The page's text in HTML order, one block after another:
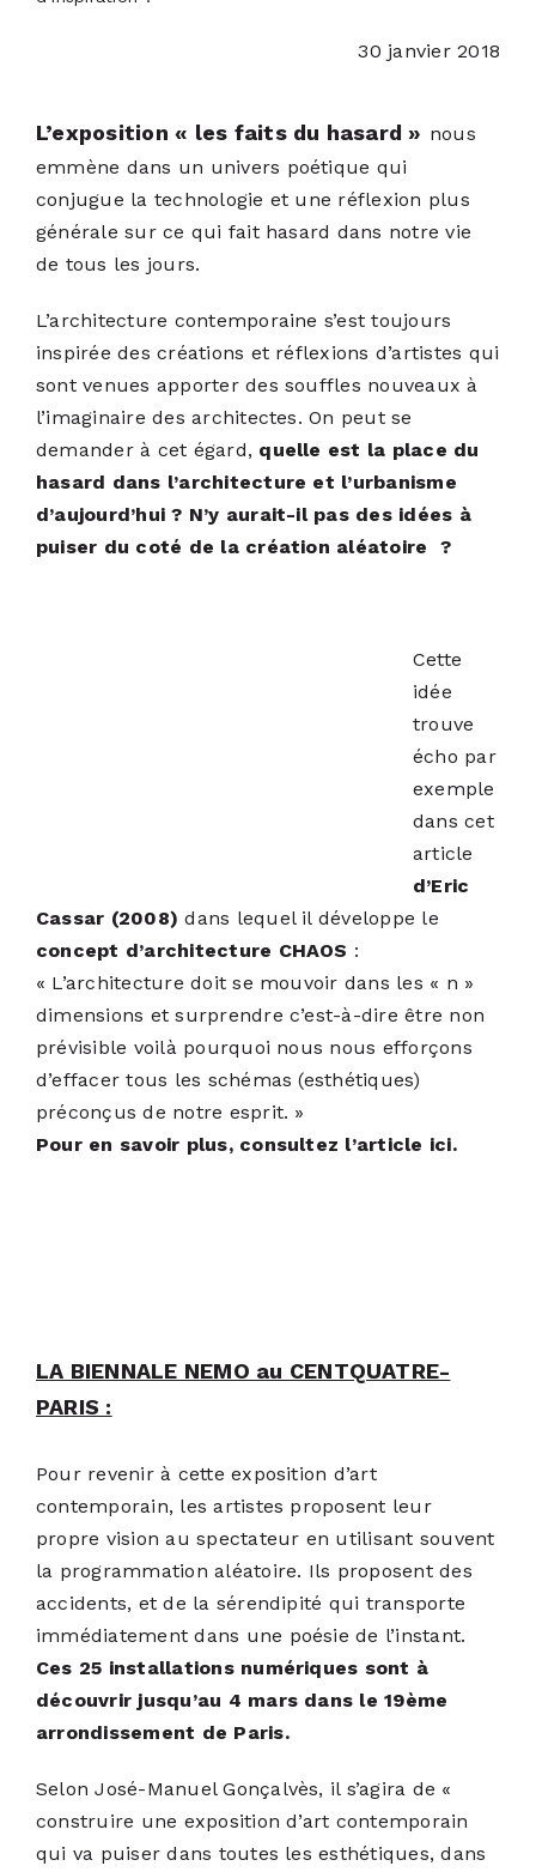
30 janvier 2018
L’exposition « les faits du hasard » nous
emmène dans un univers poétique qui
conjugue la technologie et une réflexion plus
générale sur ce qui fait hasard dans notre vie
de tous les jours.
L’architecture contemporaine s’est toujours
inspirée des créations et réflexions d’artistes qui
sont venues apporter des souffles nouveaux à
l’imaginaire des architectes. On peut se
demander à cet égard, quelle est la place du
hasard dans l’architecture et l’urbanisme
d’aujourd’hui ? N’y aurait-il pas des idées à
puiser du coté de la création aléatoire ?
Cette
idée
trouve
écho par
exemple
dans cet
article
d’Eric
Cassar (2008) dans lequel il développe le
concept d’architecture CHAOS :
« L’architecture doit se mouvoir dans les « n »
dimensions et surprendre c’est-à-dire être non
prévisible voilà pourquoi nous nous efforçons
d’effacer tous les schémas (esthétiques)
préconçus de notre esprit. »
Pour en savoir plus, consultez l’article ici.
LA BIENNALE NEMO au CENTQUATRE-
PARIS :
Pour revenir à cette exposition d’art
contemporain, les artistes proposent leur
propre vision au spectateur en utilisant souvent
la programmation aléatoire. Ils proposent des
accidents, et de la sérendipité qui transporte
immédiatement dans une poésie de l’instant.
Ces 25 installations numériques sont à
découvrir jusqu’au 4 mars dans le 19ème
arrondissement de Paris.
Selon José-Manuel Gonçalvès, il s’agira de «
construire une exposition d’art contemporain
qui va puiser dans toutes les esthétiques, dans
S’ABONNER
CONTACT